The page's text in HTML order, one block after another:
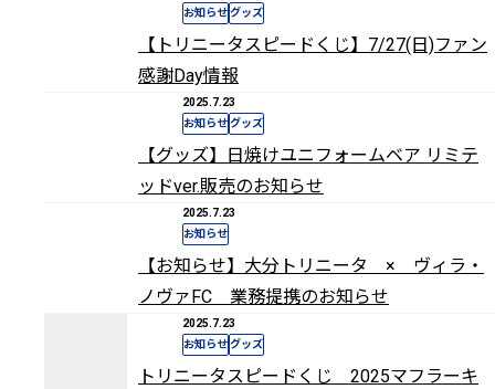
お知らせグッズ
【トリニータスピードくじ】7/27(日)ファン
感謝Day情報
2025.7.23
お知らせグッズ
【グッズ】日焼けユニフォームベア リミテ
ッドver.販売のお知らせ
2025.7.23
お知らせ
【お知らせ】大分トリニータ × ヴィラ・
ノヴァFC 業務提携のお知らせ
2025.7.23
お知らせグッズ
トリニータスピードくじ 2025マフラーキ